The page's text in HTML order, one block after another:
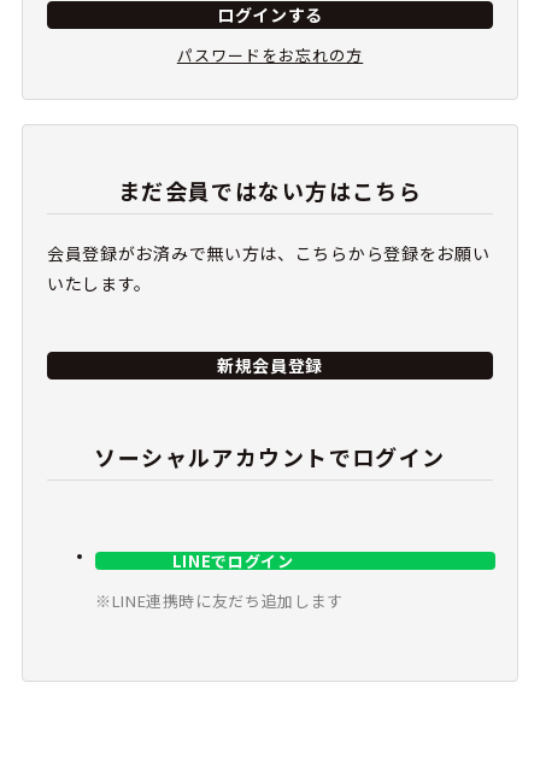
ログインする
パスワードをお忘れの方
まだ会員ではない方はこちら
会員登録がお済みで無い方は、こちらから登録をお願い
いたします。
新規会員登録
ソーシャルアカウントでログイン
LINEでログイン
※LINE連携時に友だち追加します